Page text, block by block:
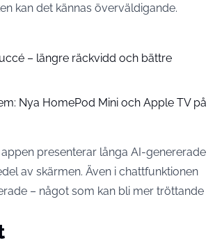
kan det kännas överväldigande.
– längre räckvidd och bättre
Nya HomePod Mini och Apple TV på
presenterar långa AI-genererade
av skärmen. Även i chattfunktionen
– något som kan bli mer tröttande